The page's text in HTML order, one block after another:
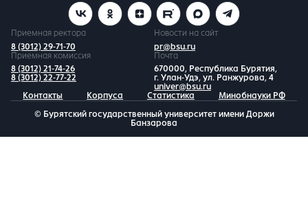
Приемная ректора
8 (3012) 29-71-70
Новости на сайт
pr@bsu.ru
Приемная комиссия
8 (3012) 21-74-26
8 (3012) 22-77-22
Почта
670000, Республика Бурятия,
г. Улан-Удэ, ул. Ранжурова, 4
univer@bsu.ru
Контакты
Корпуса Статистика Минобнауки РФ
© Бурятский государственный университет имени Доржи
Банзарова